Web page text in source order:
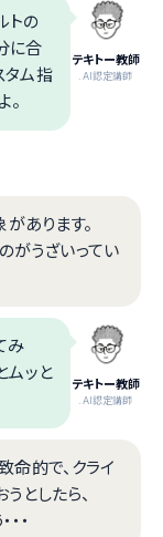
テキトー教師
.AI認定講師
トの
に合
タム指
あります。
がうざいってい
テキトー教師
.AI認定講師
み
ムッと
命的で、クライ
としたら、
・